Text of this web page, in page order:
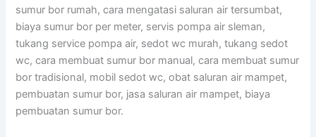
sumur bor rumah, cara mengatasi saluran air tersumbat,
biaya sumur bor per meter, servis pompa air sleman,
tukang service pompa air, sedot wc murah, tukang sedot
wc, cara membuat sumur bor manual, cara membuat sumur
bor tradisional, mobil sedot wc, obat saluran air mampet,
pembuatan sumur bor, jasa saluran air mampet, biaya
pembuatan sumur bor.